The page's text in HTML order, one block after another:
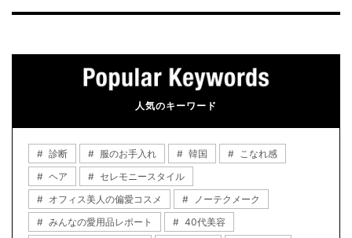
人気のキーワード
診断 服のお手入れ 韓国
こなれ感
ヘア
セレモニースタイル
オフィス美人の偏愛コスメ
ノーテクメーク
みんなの愛用品レポート
40代美容